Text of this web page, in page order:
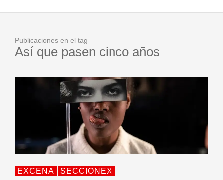
Publicaciones en el tag
Así que pasen cinco años
EXCENA SECCIONEX